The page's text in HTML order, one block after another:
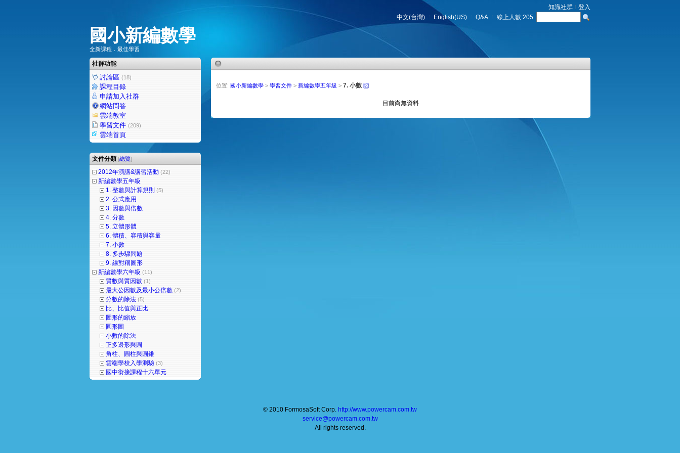
知識社群
登入
中文(台灣)
English(US) Q&A 線上人數:205
國小新編數學
全新課程．最佳學習
社群功能
討論區 (18)
課程目錄
申請加入社群
網站問答
雲端教室
學習文件 (209)
雲端首頁
文件分類 [總覽]
2012年演講&講習活動 (22)
新編數學五年級
1. 整數與計算規則 (5)
2. 公式應用
3. 因數與倍數
4. 分數
5. 立體形體
6. 體積、容積與容量
7. 小數
8. 多步驟問題
9. 線對稱圖形
新編數學六年級 (11)
質數與質因數 (1)
最大公因數及最小公倍數 (2)
分數的除法 (5)
比、比值與正比
圖形的縮放
圓形圖
小數的除法
正多邊形與圓
角柱、圓柱與圓錐
雲端學校入學測驗 (3)
國中銜接課程十六單元
位置: 國小新編數學 > 學習文件 > 新編數學五年級 > 7. 小數
目前尚無資料
© 2010 FormosaSoft Corp. http://www.powercam.com.tw
service@powercam.com.tw
All rights reserved.